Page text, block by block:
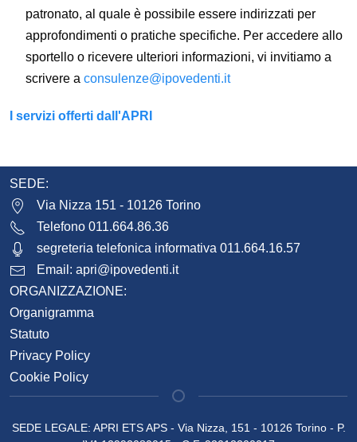
patronato, al quale è possibile essere indirizzati per
approfondimenti o pratiche specifiche. Per accedere allo
sportello o ricevere ulteriori informazioni, vi invitiamo a
scrivere a consulenze@ipovedenti.it
I servizi offerti dall'APRI
SEDE:
Via Nizza 151 - 10126 Torino
Telefono 011.664.86.36
segreteria telefonica informativa 011.664.16.57
Email: apri@ipovedenti.it
ORGANIZZAZIONE:
Organigramma
Statuto
Privacy Policy
Cookie Policy
SEDE LEGALE: APRI ETS APS - Via Nizza, 151 - 10126 Torino - P.